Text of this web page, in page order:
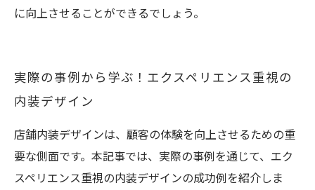
に向上させることができるでしょう。
実際の事例から学ぶ！エクスペリエンス重視の
内装デザイン
店舗内装デザインは、顧客の体験を向上させるための重
要な側面です。本記事では、実際の事例を通じて、エク
スペリエンス重視の内装デザインの成功例を紹介しま